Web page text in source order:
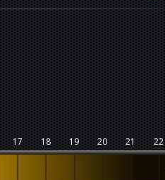
17 18 19 20 21 22